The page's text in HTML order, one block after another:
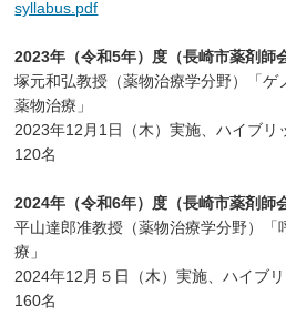
syllabus.pdf
2023年（令和5年）度（長崎市薬剤師
塚元和弘教授（薬物治療学分野）「ゲ
薬物治療」
2023年12月1日（木）実施、ハイブリ
120名
2024年（令和6年）度（長崎市薬剤師
平山達郎准教授（薬物治療学分野）「
療」
2024年12月５日（木）実施、ハイブ
160名